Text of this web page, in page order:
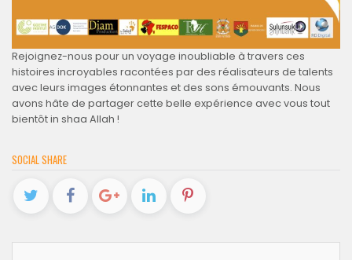
Rejoignez-nous pour un voyage inoubliable à travers ces
histoires incroyables racontées par des réalisateurs de talents
avec leurs images étonnantes et des sons émouvants. Nous
avons hâte de partager cette belle expérience avec vous tout
bientôt in shaa Allah !
SOCIAL SHARE